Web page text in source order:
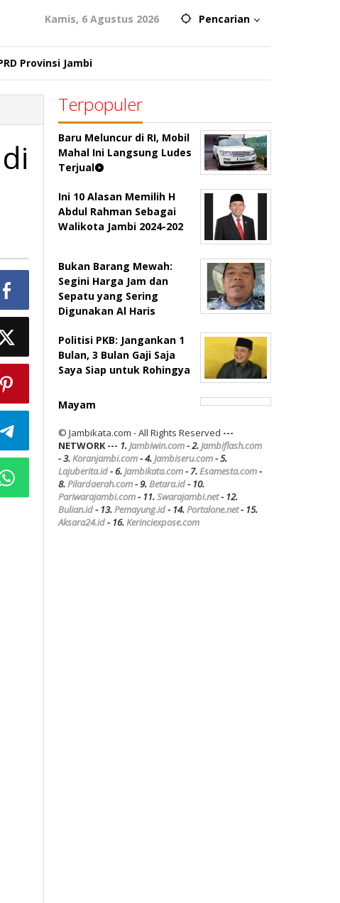
Kamis, 6 Agustus 2026 Pencarian
Provinsi Jambi
Terpopuler
Baru Meluncur di RI, Mobil
Mahal Ini Langsung Ludes
Terjual
Ini 10 Alasan Memilih H
Abdul Rahman Sebagai
Walikota Jambi 2024-202
Bukan Barang Mewah:
Segini Harga Jam dan
Sepatu yang Sering
Digunakan Al Haris
Politisi PKB: Jangankan 1
Bulan, 3 Bulan Gaji Saja
Saya Siap untuk Rohingya
Mayam
© Jambikata.com - All Rights Reserved ---
NETWORK --- 1.Jambiwin.com- 2.Jambiflash.com
- 3.Koranjambi.com- 4.Jambiseru.com- 5.
Lajuberita.id- 6.Jambikata.com- 7.Esamesta.com-
8.Pilardaerah.com- 9.Betara.id- 10.
Pariwarajambi.com- 11.Swarajambi.net- 12.
Bulian.id- 13.Pemayung.id- 14.Portalone.net- 15.
Aksara24.id- 16.Kerinciexpose.com